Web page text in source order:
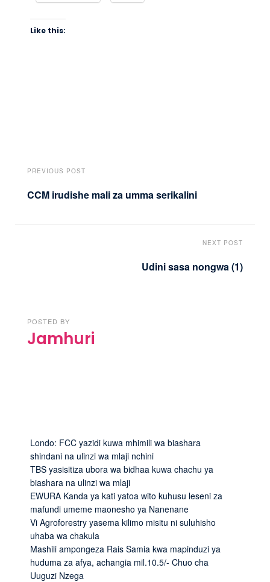
Like this:
PREVIOUS POST
CCM irudishe mali za umma serikalini
NEXT POST
Udini sasa nongwa (1)
POSTED BY
Jamhuri
Londo: FCC yazidi kuwa mhimili wa biashara
shindani na ulinzi wa mlaji nchini
TBS yasisitiza ubora wa bidhaa kuwa chachu ya
biashara na ulinzi wa mlaji
EWURA Kanda ya kati yatoa wito kuhusu leseni za
mafundi umeme maonesho ya Nanenane
Vi Agroforestry yasema kilimo misitu ni suluhisho
uhaba wa chakula
Mashili ampongeza Rais Samia kwa mapinduzi ya
huduma za afya, achangia mil.10.5/- Chuo cha
Uuguzi Nzega